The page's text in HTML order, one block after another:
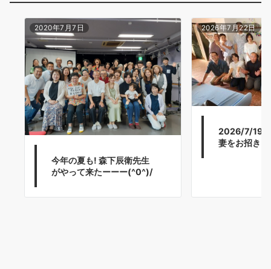
2020年7月7日
今年の夏も! 森下辰衛先生
がやって来たーーー(^0^)/
2026年7月22日
2026/7/19
妻をお招き